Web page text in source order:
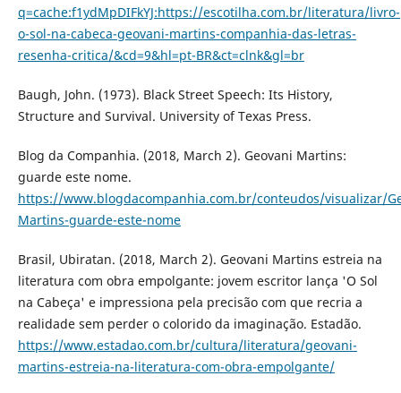
q=cache:f1ydMpDIFkYJ:https://escotilha.com.br/literatura/livro-
o-sol-na-cabeca-geovani-martins-companhia-das-letras-
resenha-critica/&cd=9&hl=pt-BR&ct=clnk&gl=br
Baugh, John. (1973). Black Street Speech: Its History,
Structure and Survival. University of Texas Press.
Blog da Companhia. (2018, March 2). Geovani Martins:
guarde este nome.
https://www.blogdacompanhia.com.br/conteudos/visualizar/
Martins-guarde-este-nome
Brasil, Ubiratan. (2018, March 2). Geovani Martins estreia na
literatura com obra empolgante: jovem escritor lança 'O Sol
na Cabeça' e impressiona pela precisão com que recria a
realidade sem perder o colorido da imaginação. Estadão.
https://www.estadao.com.br/cultura/literatura/geovani-
martins-estreia-na-literatura-com-obra-empolgante/